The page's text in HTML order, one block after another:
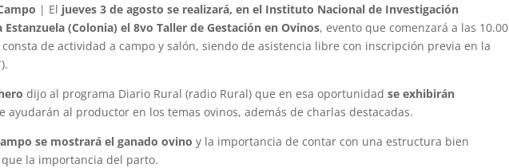
| El jueves 3 de agosto se realizará, en el Instituto Nacional de Investigación
(Colonia) el 8vo Taller de Gestación en Ovinos, evento que comenzará a las 10.00
consta de actividad a campo y salón, siendo de asistencia libre con inscripción previa en la
dijo al programa Diario Rural (radio Rural) que en esa oportunidadse exhibirán
ayudarán al productor en los temas ovinos, además de charlas destacadas.
se mostrará el ganado ovino y la importancia de contar con una estructura bien
la importancia del parto.